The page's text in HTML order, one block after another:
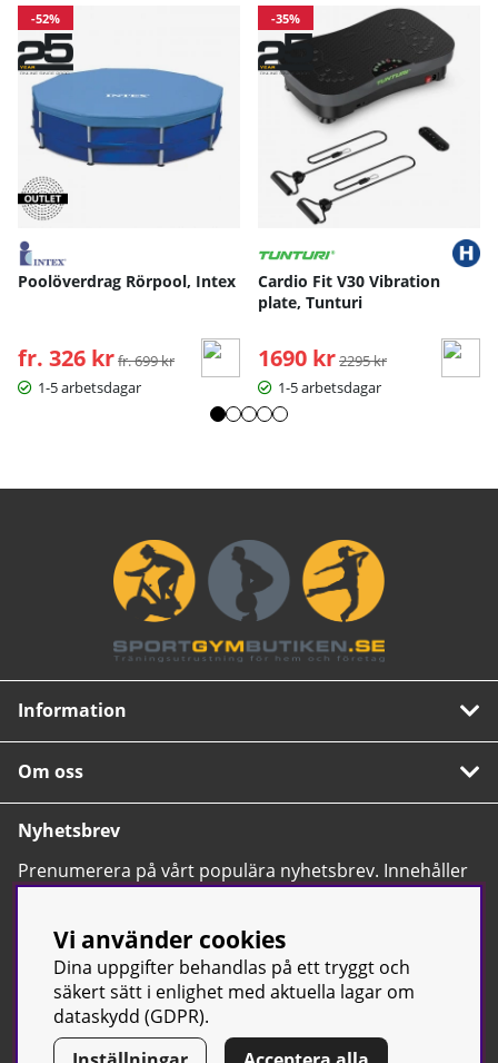
-52%
Poolöverdrag Rörpool, Intex
fr. 326 kr Ordinarie pris:
fr. 699 kr
1-5 arbetsdagar
-35%
Cardio Fit V30 Vibration
plate, Tunturi
1690 kr Ordinarie pris:
2295 kr
1-5 arbetsdagar
Information
Om oss
Nyhetsbrev
Prenumerera på vårt populära nyhetsbrev. Innehåller
tips, nyheter och våra allra bästa erbjudanden.
Vi använder cookies
Dina uppgifter behandlas på ett tryggt och
säkert sätt i enlighet med aktuella lagar om
dataskydd (GDPR).